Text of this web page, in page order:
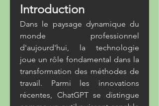
Introduction
Dans le paysage dynamique du
monde professionnel
d'aujourd'hui, la technologie
joue un rôle fondamental dans la
transformation des méthodes de
travail. Parmi les innovations
récentes, ChatGPT se distingue